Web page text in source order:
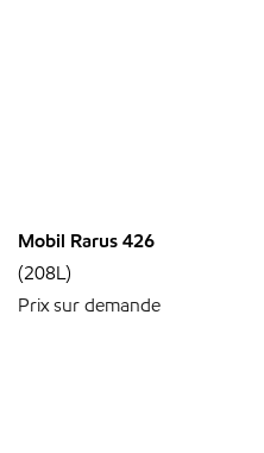
Mobil Rarus 426
(208L)
Prix sur demande